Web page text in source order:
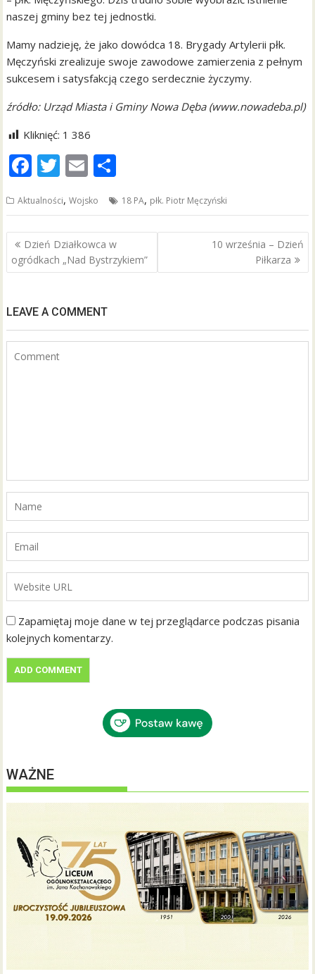
naszej gminy bez tej jednostki.
Mamy nadzieję, że jako dowódca 18. Brygady Artylerii płk.
Męczyński zrealizuje swoje zawodowe zamierzenia z pełnym
sukcesem i satysfakcją czego serdecznie życzymy.
źródło: Urząd Miasta i Gminy Nowa Dęba (www.nowadeba.pl)
Kliknięć: 1 386
F
e
b
o
o
k
T
itt
er
E
ai
l
ar
e
Aktualności,Wojsko 18 PA, płk. Piotr Męczyński
Nawigacja
wpisu
Dzień Działkowca w
ogródkach „Nad Bystrzykiem”
10 września – Dzień
Piłkarza
LEAVE A COMMENT
Zapamiętaj moje dane w tej przeglądarce podczas pisania
kolejnych komentarzy.
WAŻNE